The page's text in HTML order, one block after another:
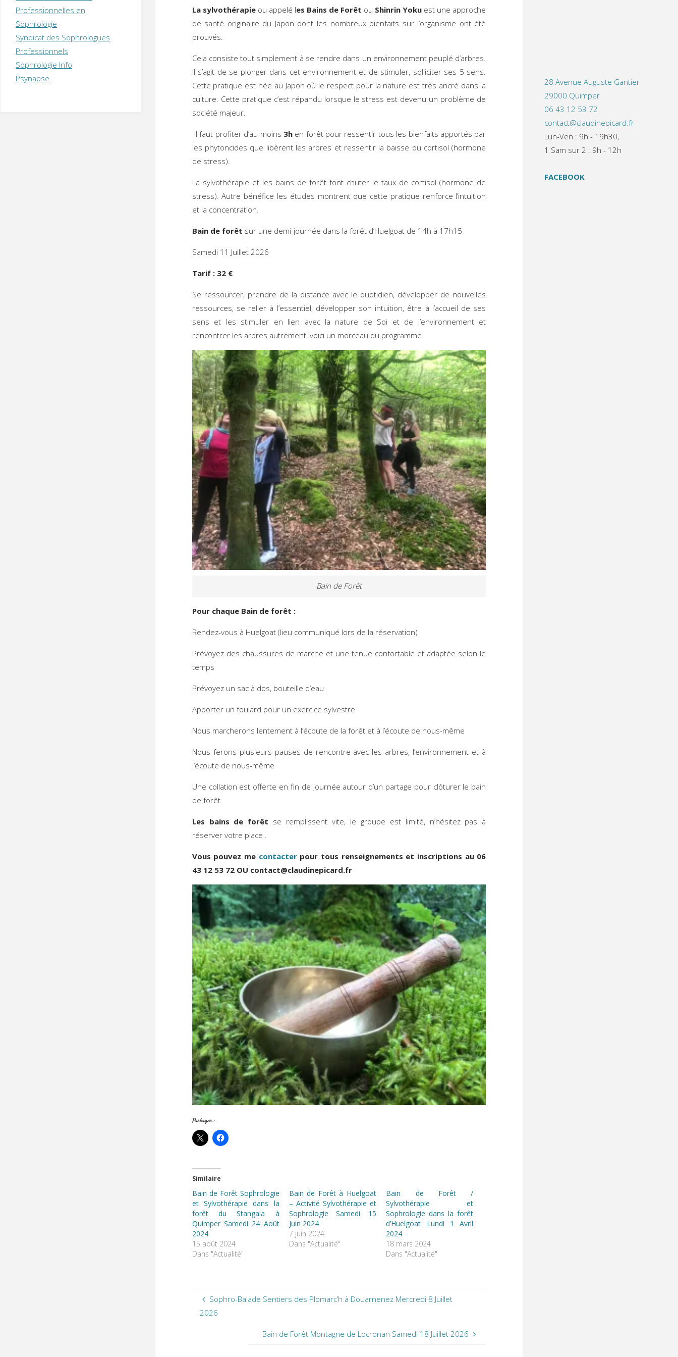
La sylvothérapieou appelé les Bains de Forêt ou Shinrin Yoku est une approche
de santé originaire du Japon dont les nombreux bienfaits sur l’organisme ont été
prouvés.
Cela consiste tout simplement à se rendre dans un environnement peuplé d’arbres.
Il s’agit de se plonger dans cet environnement et de stimuler, solliciter ses 5 sens.
Cette pratique est née au Japon où le respect pour la nature est très ancré dans la
culture. Cette pratique c’est répandu lorsque le stress est devenu un problème de
société majeur.
Il faut profiter d’au moins 3hen forêt pour ressentir tous les bienfaits apportés par
les phytoncides que libèrent les arbres et ressentir la baisse du cortisol (hormone
de stress).
La sylvothérapie et les bains de forêt font chuter le taux de cortisol (hormone de
stress). Autre bénéfice les études montrent que cette pratique renforce l’intuition
et la concentration.
Bain de forêt sur une demi-journée dans la forêt d’Huelgoat de 14h à 17h15
Samedi 11 Juillet 2026
Tarif : 32 €
Se ressourcer, prendre de la distance avec le quotidien, développer de nouvelles
ressources, se relier à l’essentiel, développer son intuition, être à l’accueil de ses
sens et les stimuler en lien avec la nature de Soi et de l’environnement et
rencontrer les arbres autrement, voici un morceau du programme.
Bain de Forêt
Pour chaque Bain de forêt :
Rendez-vous à Huelgoat (lieu communiqué lors de la réservation)
Prévoyez des chaussures de marche et une tenue confortable et adaptée selon le
temps
Prévoyez un sac à dos, bouteille d’eau
Apporter un foulard pour un exercice sylvestre
Nous marcherons lentement à l’écoute de la forêt et à l’écoute de nous-même
Nous ferons plusieurs pauses de rencontre avec les arbres, l’environnement et à
l’écoute de nous-même
Une collation est offerte en fin de journée autour d’un partage pour clôturer le bain
de forêt
Les bains de forêt se remplissent vite, le groupe est limité, n’hésitez pas à
réserver votre place .
Vous pouvez me contacterpour tous renseignements et inscriptions au 06
43 12 53 72 OU contact@claudinepicard.fr
Partager :
Similaire
Bain de Forêt Sophrologie
et Sylvothérapie dans la
forêt du Stangala à
Quimper Samedi 24 Août
2024
15 août 2024
Dans "Actualité"
Bain de Forêt à Huelgoat
– Activité Sylvothérapie et
Sophrologie Samedi 15
Juin 2024
7 juin 2024
Dans "Actualité"
Bain de Forêt /
Sylvothérapie et
Sophrologie dans la forêt
d’Huelgoat Lundi 1 Avril
2024
18 mars 2024
Dans "Actualité"
Sophro-Balade Sentiers des Plomarc’h à Douarnenez Mercredi 8 Juillet
2026
Bain de Forêt Montagne de Locronan Samedi 18 Juillet 2026
Professionnelles en
Sophrologie
Syndicat des Sophrologues
Professionnels
Sophrologie Info
Psynapse
28 Avenue Auguste Gantier
29000 Quimper
06 43 12 53 72
contact@claudinepicard.fr
Lun-Ven : 9h - 19h30,
1 Sam sur 2 : 9h - 12h
FACEBOOK